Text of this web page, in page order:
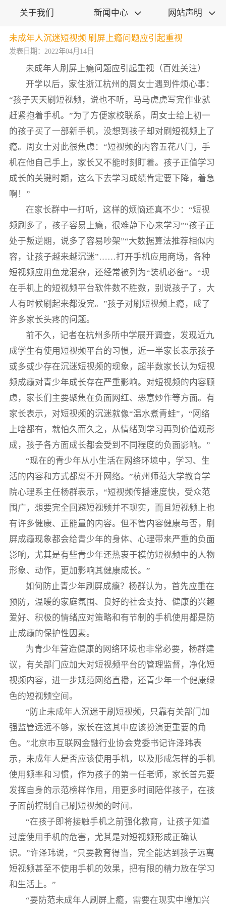
关于我们 新闻中心  网站声明 
未成年人沉迷短视频 刷屏上瘾问题应引起重视
发表日期：2022年04月14日
未成年人刷屏上瘾问题应引起重视（百姓关注）
开学以后，家住浙江杭州的周女士遇到件烦心事：
“孩子天天刷短视频，说也不听，马马虎虎写完作业就
赶紧抱着手机。”为了方便家校联系，周女士给上初一
的孩子买了一部新手机，没想到孩子却对刷短视频上了
瘾。周女士对此很焦虑：“短视频的内容五花八门，手
机在他自己手上，家长又不能时刻盯着。孩子正值学习
成长的关键时期，这么下去学习成绩肯定要下降，着急
啊！”
在家长群中一打听，这样的烦恼还真不少：“短视
频刷多了，孩子容易上瘾，很难静下心来学习”“孩子正
处于叛逆期，说多了容易吵架”“大数据算法推荐相似内
容，让孩子越来越沉迷”……打开手机应用商场，各种
短视频应用鱼龙混杂，还经常被列为“装机必备”。“现
在手机上的短视频平台软件数不胜数，别说孩子了，大
人有时候刷起来都没完。”孩子对刷短视频上瘾，成了
许多家长头疼的问题。
前不久，记者在杭州多所中学展开调查，发现近九
成学生有使用短视频平台的习惯，近一半家长表示孩子
或多或少存在沉迷短视频的现象，超半数家长认为短视
频成瘾对青少年成长存在严重影响。对短视频的内容顾
虑，家长们主要聚焦在负面网红、恶意炒作等方面。有
家长表示，对短视频的沉迷就像“温水煮青蛙”，“网络
上啥都有，就怕久而久之，从情绪到学习再到价值观形
成，孩子各方面成长都会受到不同程度的负面影响。”
“现在的青少年从小生活在网络环境中，学习、生
活的内容和方式都离不开网络。”杭州师范大学教育学
院心理系主任杨群表示，“短视频传播速度快，受众范
围广，想要完全回避短视频并不现实，而且短视频上也
有许多健康、正能量的内容。但不管内容健康与否，刷
屏成瘾现象都会给青少年的身体、心理带来严重的负面
影响，尤其是有些青少年还热衷于模仿短视频中的人物
形象、动作，更加影响其健康成长。”
如何防止青少年刷屏成瘾？杨群认为，首先应重在
预防，温暖的家庭氛围、良好的社会支持、健康的兴趣
爱好、积极的情绪应对策略和有节制的手机使用都是防
止成瘾的保护性因素。
为青少年营造健康的网络环境也非常必要，杨群建
议，有关部门应加大对短视频平台的管理监督，净化短
视频内容，进一步规范网络直播，还青少年一个健康绿
色的短视频空间。
“防止未成年人沉迷于刷短视频，只靠有关部门加
强监管远远不够，家长在这其中应该扮演更重要的角
色。”北京市互联网金融行业协会党委书记许泽玮表
示，未成年人是否应该使用手机，以及形成怎样的手机
使用频率和习惯，作为孩子的第一任老师，家长首先要
发挥自身的示范榜样作用，用更多时间陪伴孩子，在孩
子面前控制自己刷短视频的时间。
“在孩子即将接触手机之前强化教育，让孩子知道
过度使用手机的危害，尤其是对短视频形成正确认
识。”许泽玮说，“只要教育得当，完全能达到孩子远离
短视频甚至不使用手机的效果，把有限的精力放在学习
和生活上。”
“要防范未成年人刷屏上瘾，需要在现实中增加兴